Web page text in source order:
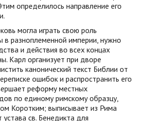
определилось направление его
могла играть свою роль
разноплеменной империи, нужно
и действия во всех концах
Карл организует при дворе
канонический текст Библии от
ошибок и распространить его
реформу местных
по единому римскому образцу,
Коротким; выписывает из Рима
св. Бенедикта для